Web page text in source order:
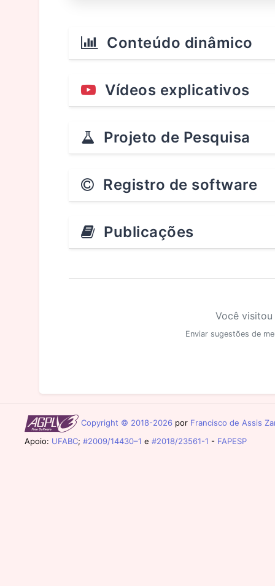
Conteúdo dinâmico
Vídeos explicativos
Projeto de Pesquisa
Registro de software
Publicações
Você
Enviar sugestões de
Copyright © 2018-2026 por Francisco de Assis
Apoio: UFABC; #2009/14430–1 e #2018/23561-1 - FAPESP